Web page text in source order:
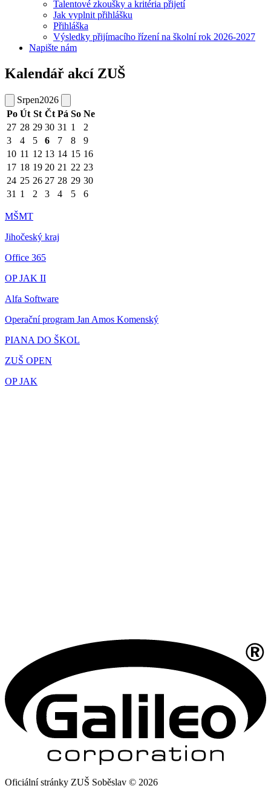
Talentové zkoušky a kritéria přijetí
Jak vyplnit přihlášku
Přihláška
Výsledky přijímacího řízení na školní rok 2026-2027
Napište nám
Kalendář akcí ZUŠ
Srpen2026
Po Út St Čt Pá So Ne
27 28 29 30 31 1
2
3
4 5 6 7 8
9
10 11 12 13 14 15 16
17 18 19 20 21 22 23
24 25 26 27 28 29 30
31 1 2 3 4 5 6
MŠMT
Jihočeský kraj
Office 365
OP JAK II
Alfa Software
Operační program Jan Amos Komenský
PIANA DO ŠKOL
ZUŠ OPEN
OP JAK
Oficiální stránky ZUŠ Soběslav © 2026